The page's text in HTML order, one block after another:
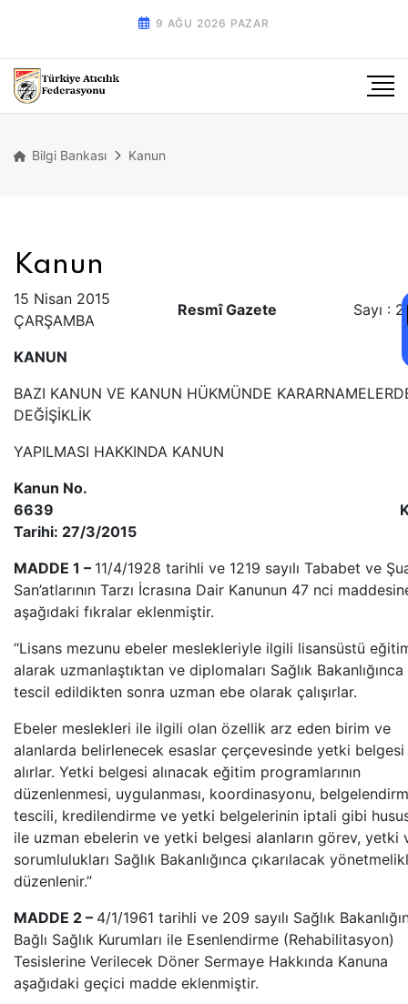
9 AĞU 2026 PAZAR
Bilgi Bankası Kanun
Kanun
15 Nisan 2015
ÇARŞAMBA
Resmî Gazete Sayı :
KANUN
BAZI KANUN VE KANUN HÜKMÜNDE
DEĞİŞİKLİK
YAPILMASI HAKKINDA KANUN
Kanun No.
6639
Tarihi: 27/3/2015
MADDE 1 – 11/4/1928 tarihli ve 1219 sayılı Tababet ve
San’atlarının Tarzı İcrasına Dair Kanunun 47 nci
aşağıdaki fıkralar eklenmiştir.
“Lisans mezunu ebeler meslekleriyle ilgili lisansüstü
alarak uzmanlaştıktan ve diplomaları Sağlık Bakanlığınca
tescil edildikten sonra uzman ebe olarak çalışırlar.
Ebeler meslekleri ile ilgili olan özellik arz eden birim ve
alanlarda belirlenecek esaslar çerçevesinde yetki belgesi
alırlar. Yetki belgesi alınacak eğitim programlarının
düzenlenmesi, uygulanması, koordinasyonu,
tescili, kredilendirme ve yetki belgelerinin iptali gibi
ile uzman ebelerin ve yetki belgesi alanların görev, yetki
sorumlulukları Sağlık Bakanlığınca çıkarılacak
düzenlenir.”
MADDE 2 – 4/1/1961 tarihli ve 209 sayılı Sağlık
Bağlı Sağlık Kurumları ile Esenlendirme (Rehabilitasyon)
Tesislerine Verilecek Döner Sermaye Hakkında Kanuna
aşağıdaki geçici madde eklenmiştir.